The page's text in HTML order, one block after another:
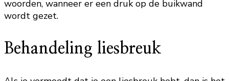
woorden, wanneer er een druk op de buikwand
wordt gezet.
Behandeling liesbreuk